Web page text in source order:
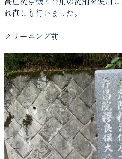
れ直しも行いました。
クリーニング前